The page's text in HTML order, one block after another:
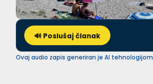
🔊 Poslušaj članak
Ovaj audio zapis generiran je AI tehnologijom